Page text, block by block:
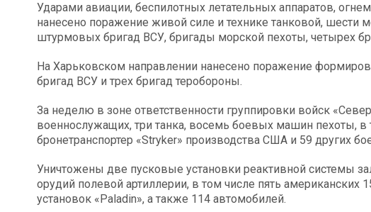
Ударами авиации, беспилотных летательных аппаратов,
нанесено поражение живой силе и технике танковой, шести
штурмовых бригад ВСУ, бригады морской пехоты, четырех
На Харьковском направлении нанесено поражение
бригад ВСУ и трех бригад теробороны.
За неделю в зоне ответственности группировки войск
военнослужащих, три танка, восемь боевых машин пехоты, в
бронетранспортер «Stryker» производства США и 59 других
Уничтожены две пусковые установки реактивной системы
орудий полевой артиллерии, в том числе пять американских
установок «Paladin», а также 114 автомобилей.